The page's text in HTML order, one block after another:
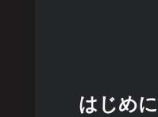
はじめに